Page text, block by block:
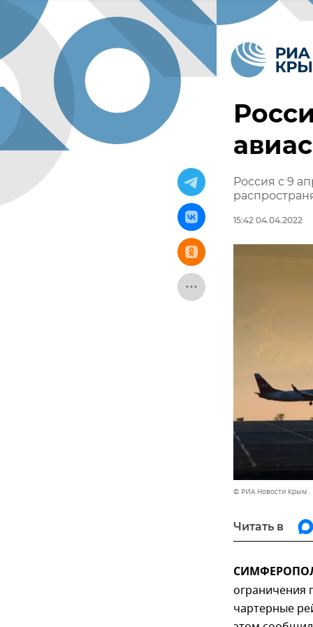
Россия с 9
15:42 04.04.2022
© РИА Новости Крым
Читать в
ограничения
чартерные